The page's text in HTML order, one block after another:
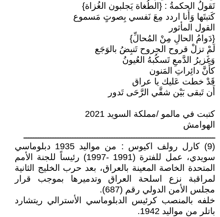
تَقولُ الحكمةُ : {الطُغاة يَجلبون الغُزاة}
كَتبتَها وَأَنا اردد مِعَ نَفسي بِصوتٍ مَسموع
القول المأثور
{دَوامُ الحالِ مِنْ المُحالِّ}
لَمْ تزلْ قروح الجروح تَنبِضُ بالوَجَع
وَغَزيرُ الدَّمعِ تَسكُبهُ العُيونُ
كأَنَّ دائِراتِ المَنون
قَدْ خطت عَليك يا عراق
أَن تَبقى بَيْن شقَّي الرَّحَى تَدور
كتبت في مالمو /مملكة السويد 2021
الهوامش
ــــــــــــــــــــــــــــــــــــــــــــــــــــــــــــــــــــــــــــــ
(9) كارل رولف اكيوس : من مواليد 1935 دبلوماسي
سويدي، عمل للفترة (1991 -1997) رئيساً للجنة الأمم
المتحدة الخاصة المعينة بالعراق، بعد حرب الخليج الثانية
لمراقبة نزع اسلحة العراق وتدميرها بموجب قرار
مجلس الأمن الدولي رقم (687).
خلفه بالمنصب كرئيس الدبلوماسي الأسترالي ريتشارد
باتلر من مواليد 1942.